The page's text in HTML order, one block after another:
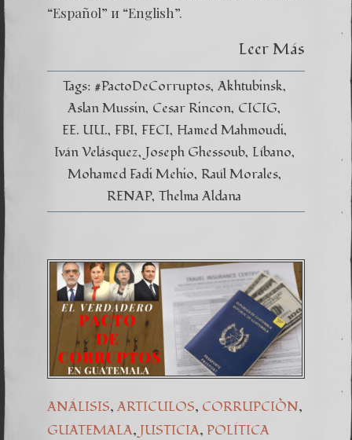
Human
“Español” и “English”.
Leer Más
Tags: #PactoDeCorruptos Akhtubinsk
Aslan Mussin Cesar Rincon CICIG
EE. UU. FBI FECI Hamed Mahmoudi
Iván Velásquez Joseph Ghessoub Líbano
Mohamed Fadi Mehio Raúl Morales
RENAP Thelma Aldana
ANÁLISIS, ARTICULOS, CORRUPCIÒN,
GUATEMALA, JUSTICIA, POLÍTICA